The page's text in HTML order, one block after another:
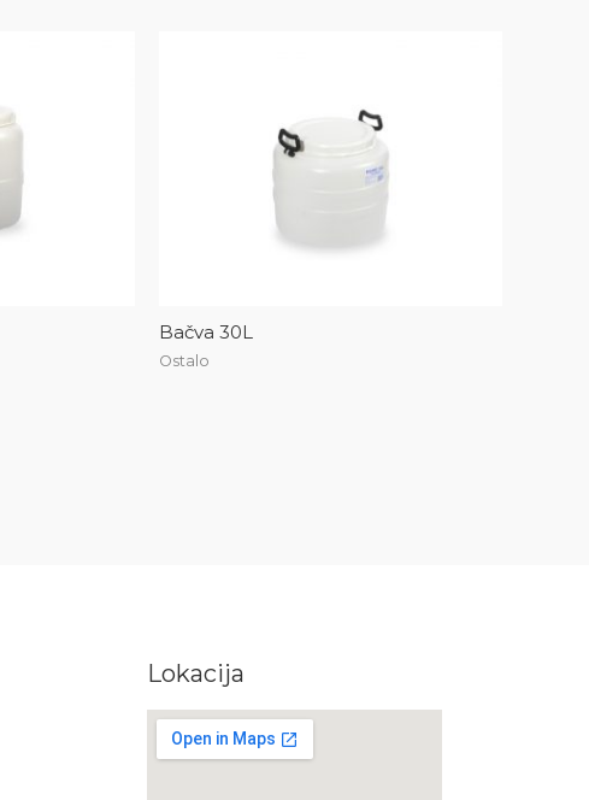
Bačva 30L
Ostalo
Lokacija